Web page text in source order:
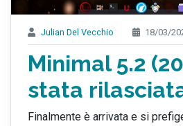
Julian Del Vecchio 18/03/
Minimal 5.2
stata
Finalmente è arrivata e si